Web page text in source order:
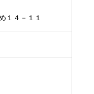
１４－１１